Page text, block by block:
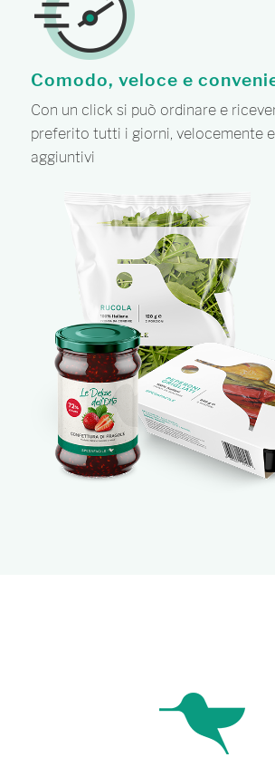
Comodo, veloce e
Con un click si può ordinare e
preferito tutti i giorni, velocemente
aggiuntivi